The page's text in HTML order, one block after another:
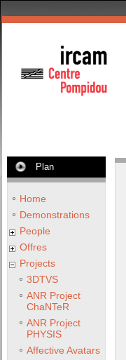
Plan
Home
Demonstrations
People
Offres
Projects
3DTVS
ANR Project
ChaNTeR
ANR Project
PHYSIS
Affective Avatars